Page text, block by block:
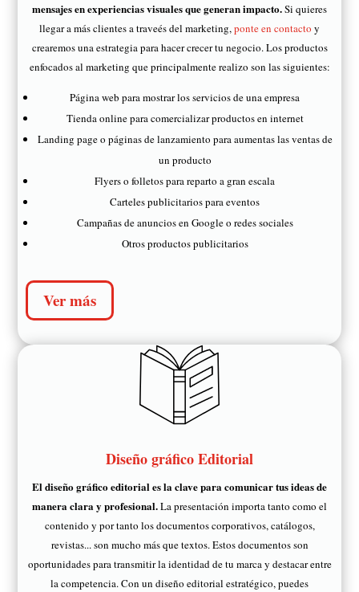
mensajes en experiencias visuales que generan impacto.Si quieres
llegar a más clientes a traveés del marketing,ponte en contacto y
crearemos una estrategia para hacer crecer tu negocio. Los productos
enfocados al marketing que principalmente realizo son las siguientes:
Página web para mostrar los servicios de una empresa
Tienda online para comercializar productos en internet
Landing page o páginas de lanzamiento para aumentas las ventas de
un producto
Flyers o folletos para reparto a gran escala
Carteles publicitarios para eventos
Campañas de anuncios en Google o redes sociales
Otros productos publicitarios
Ver más
Diseño gráfico Editorial
El diseño gráfico editorial es la clave para comunicar tus ideas de
manera clara y profesional.La presentación importa tanto como el
contenido y por tanto los documentos corporativos, catálogos,
revistas... son mucho más que textos. Estos documentos son
oportunidades para transmitir la identidad de tu marca y destacar entre
la competencia. Con un diseño editorial estratégico, puedes